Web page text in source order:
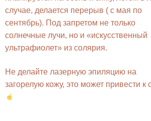
случае, делается перерыв ( с мая по
сентябрь). Под запретом не только
солнечные лучи, но и «искусственный
ультрафиолет» из солярия.
Не делайте лазерную эпиляцию на
загорелую кожу, это может привести к